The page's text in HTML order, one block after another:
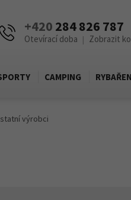
+420 284 826 787
Otevírací doba | Zobrazit
CAMPING
výrobci